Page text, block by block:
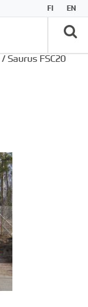
FI EN
/ Saurus FSC20